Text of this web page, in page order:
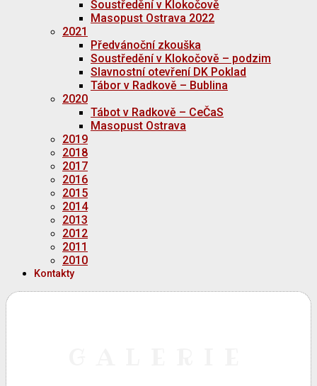
Soustředění v Klokočově
Masopust Ostrava 2022
2021
Předvánoční zkouška
Soustředění v Klokočově – podzim
Slavnostní otevření DK Poklad
Tábor v Radkově – Bublina
2020
Tábot v Radkově – CeČaS
Masopust Ostrava
2019
2018
2017
2016
2015
2014
2013
2012
2011
2010
Kontakty